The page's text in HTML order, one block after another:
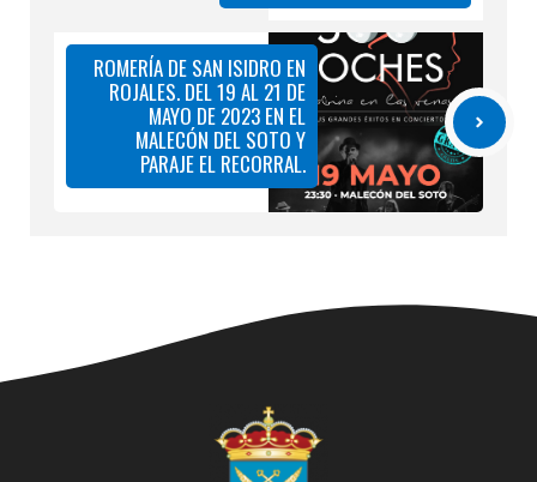
ROMERÍA DE SAN ISIDRO EN
ROJALES. DEL 19 AL 21 DE
MAYO DE 2023 EN EL
MALECÓN DEL SOTO Y
PARAJE EL RECORRAL.